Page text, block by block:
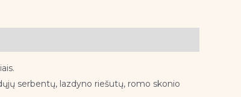
serbentų, lazdyno riešutų, romo skonio